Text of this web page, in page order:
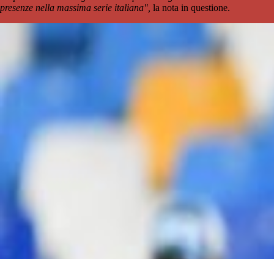
presenze nella massima serie italiana", la nota in questione.